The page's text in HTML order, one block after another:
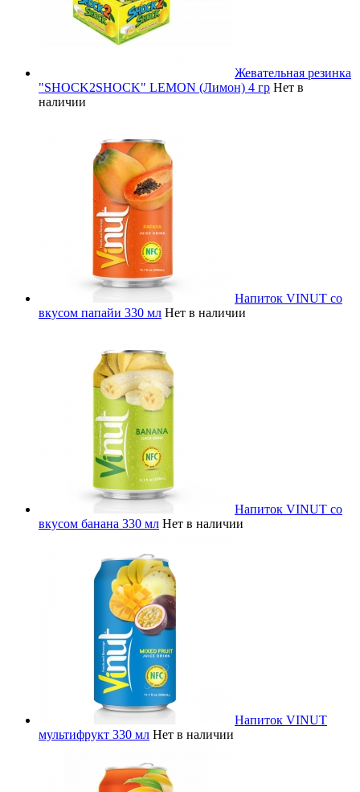
Жевательная резинка
"SHOCK2SHOCK" LEMON (Лимон) 4 гр Нет в
наличии
Напиток VINUT со
вкусом папайи 330 мл Нет в наличии
Напиток VINUT со
вкусом банана 330 мл Нет в наличии
Напиток VINUT
мультифрукт 330 мл Нет в наличии